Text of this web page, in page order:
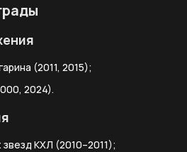
(2011, 2015);
2024).
КХЛ (2010–2011);